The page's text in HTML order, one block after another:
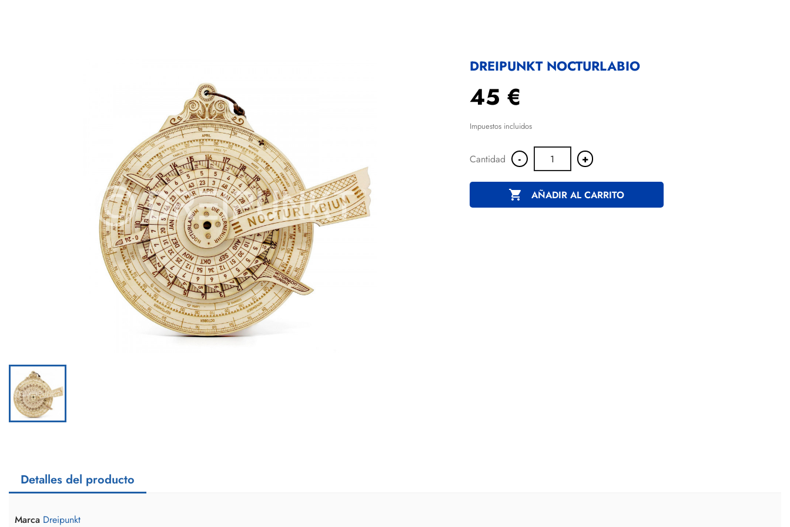
DREIPUNKT NOCTURLABIO
45 €
Impuestos incluidos
Cantidad - +
 AÑADIR AL CARRITO
Detalles del producto
Marca Dreipunkt